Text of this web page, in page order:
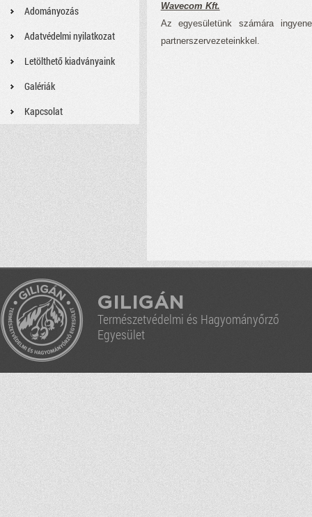
Adományozás
Adatvédelmi nyilatkozat
Letölthető kiadványaink
Galériák
Kapcsolat
Wavecom Kft.
Az egyesületünk számára
partnerszervezeteinkkel.
GILIGÁN
Természetvédelmi és Hagyományőrző
Egyesület